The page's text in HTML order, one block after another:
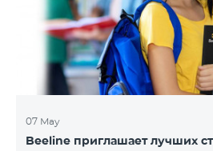
07 May
Beeline приглашает лучших